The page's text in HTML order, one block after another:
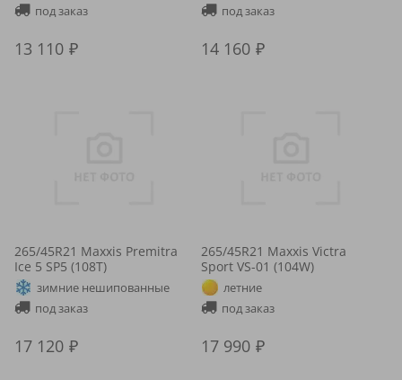
под заказ
13 110
под заказ
14 160
265/45R21 Maxxis Premitra
Ice 5 SP5 (108T)
зимние нешипованные
под заказ
17 120
265/45R21 Maxxis Victra
Sport VS-01 (104W)
летние
под заказ
17 990